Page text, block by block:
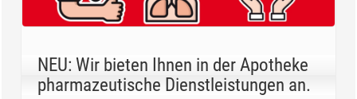
NEU: Wir bieten Ihnen in der Apotheke
pharmazeutische Dienstleistungen an.